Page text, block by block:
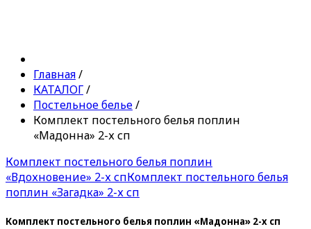
Главная/
КАТАЛОГ/
Постельное белье/
Комплект постельного белья поплин
«Мадонна» 2-х сп
Комплект постельного белья поплин
«Вдохновение» 2-х спКомплект постельного белья
поплин «Загадка» 2-х сп
Комплект постельного белья поплин «Мадонна» 2-х сп